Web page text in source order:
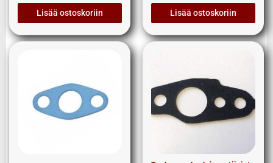
Lisää ostoskoriin Lisää ostoskoriin